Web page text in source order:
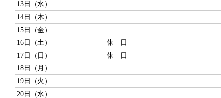
13日（水）
14日（木）
15日（金）
16日（土）
休 日
17日（日）
休 日
18日（月）
19日（火）
20日（水）